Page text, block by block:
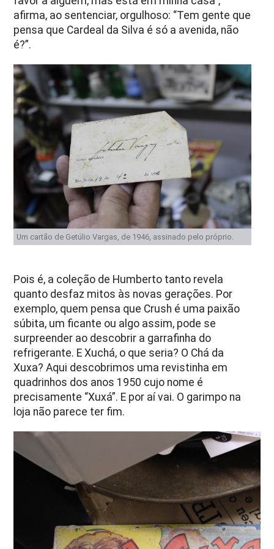
afirma, ao sentenciar, orgulhoso: “Tem gente que
pensa que Cardeal da Silva é só a avenida, não
é?”.
Um cartão de Getúlio Vargas, de 1946, assinado pelo próprio.
Pois é, a coleção de Humberto tanto revela
quanto desfaz mitos às novas gerações. Por
exemplo, quem pensa que Crush é uma paixão
súbita, um ficante ou algo assim, pode se
surpreender ao descobrir a garrafinha do
refrigerante. E Xuchá, o que seria? O Chá da
Xuxa? Aqui descobrimos uma revistinha em
quadrinhos dos anos 1950 cujo nome é
precisamente “Xuxá”. E por aí vai. O garimpo na
loja não parece ter fim.